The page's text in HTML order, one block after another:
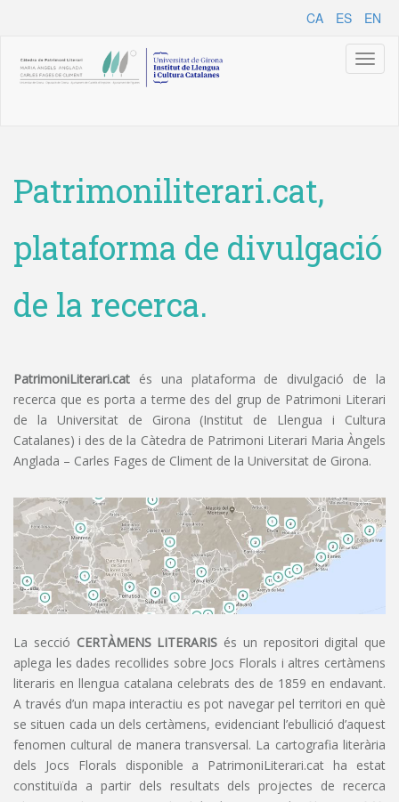
CA ES EN
Patrimoniliterari.cat,
plataforma de divulgació
de la recerca.
PatrimoniLiterari.cat és una plataforma de divulgació de la
recerca que es porta a terme des del grup de Patrimoni Literari
de la Universitat de Girona (Institut de Llengua i Cultura
Catalanes) i des de la Càtedra de Patrimoni Literari Maria Àngels
Anglada – Carles Fages de Climent de la Universitat de Girona.
La secció CERTÀMENS LITERARIS és un repositori digital que
aplega les dades recollides sobre Jocs Florals i altres certàmens
literaris en llengua catalana celebrats des de 1859 en endavant.
A través d’un mapa interactiu es pot navegar pel territori en què
se situen cada un dels certàmens, evidenciant l’ebullició d’aquest
fenomen cultural de manera transversal. La cartografia literària
dels Jocs Florals disponible a PatrimoniLiterari.cat ha estat
constituïda a partir dels resultats dels projectes de recerca